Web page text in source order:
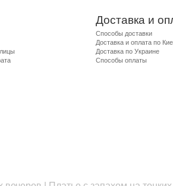
Доставка и
Способы доставки
Доставка и оплата по
Доставка по Украине
Способы оплаты